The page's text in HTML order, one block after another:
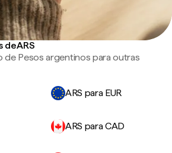
ARS
de Pesos argentinos para outras
ARS para EUR
ARS para CAD